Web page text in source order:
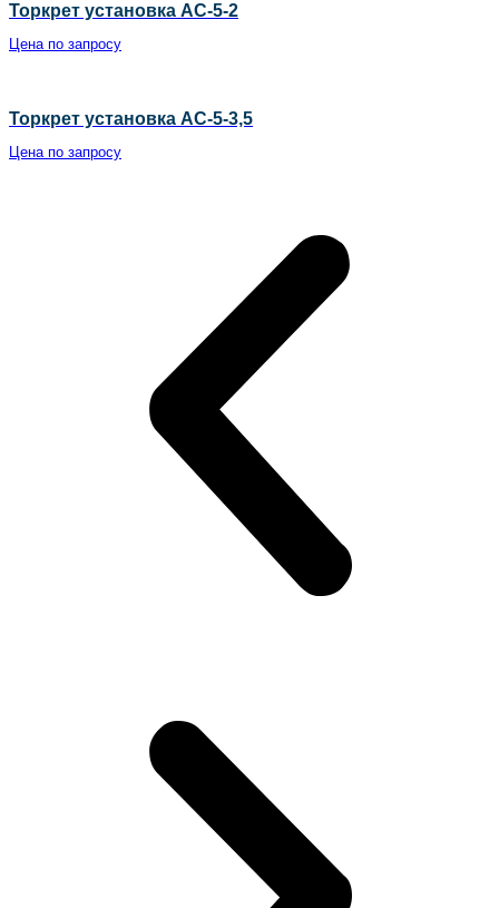
Торкрет установка АС-5-2
Цена по запросу
Торкрет установка АС-5-3,5
Цена по запросу